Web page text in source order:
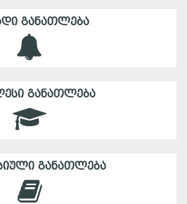
ᲒᲐᲜᲐᲗᲚᲔᲑᲐ
ᲒᲐᲜᲐᲗᲚᲔᲑᲐ
ᲒᲐᲜᲐᲗᲚᲔᲑᲐ